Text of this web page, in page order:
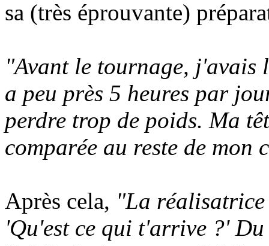
sa (très éprouvante)
"Avant le tournage,
a peu près 5 heures par
perdre trop de poids. Ma
comparée au reste de mon
Après cela, "La réalisatrice
'Qu'est ce qui t'arrive ?'